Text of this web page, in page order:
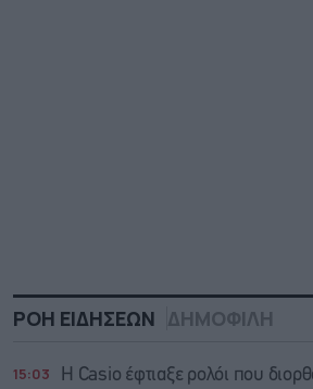
ΡΟΗ ΕΙΔΗΣΕΩΝ ΔΗΜΟΦΙΛΗ
15:03
Η Casio έφτιαξε ρολόι που